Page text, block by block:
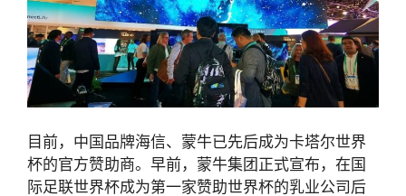
目前，中国品牌海信、蒙牛已先后成为卡塔尔世界
杯的官方赞助商。早前，蒙牛集团正式宣布，在国
际足联世界杯成为第一家赞助世界杯的乳业公司后